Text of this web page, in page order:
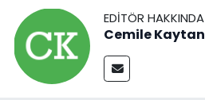
EDITÖR HAKKINDA
Cemile Kaytan